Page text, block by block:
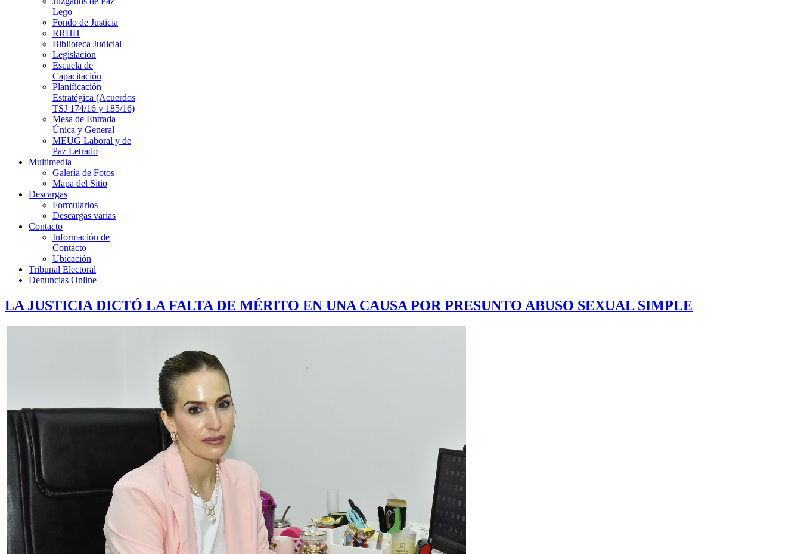
Lego
Fondo de Justicia
RRHH
Biblioteca Judicial
Legislación
Escuela de
Capacitación
Planificación
Estratégica (Acuerdos
TSJ 174/16 y 185/16)
Mesa de Entrada
Única y General
MEUG Laboral y de
Paz Letrado
Multimedia
Galería de Fotos
Mapa del Sitio
Descargas
Formularios
Descargas varias
Contacto
Información de
Contacto
Ubicación
Tribunal Electoral
Denuncias Online
LA JUSTICIA DICTÓ LA FALTA DE MÉRITO EN UNA CAUSA POR PRESUNTO ABUSO SEXUAL SIMPLE